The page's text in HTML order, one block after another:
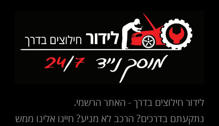
לידור חילוצים בדרך - האתר הרשמי.
נתקעתם בדרכים? הרכב לא מניע? חייגו אלינו ממש